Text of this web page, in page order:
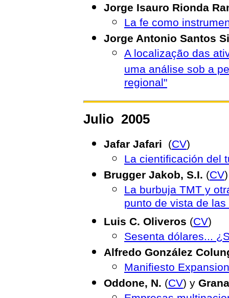
Jorge Isauro Rionda
La fe como
Jorge Antonio Santos
A localização das
uma análise sob a
regional"
Julio 2005
Jafar Jafari (CV)
La cientificación del
Brugger Jakob, S.I. (CV)
La burbuja TMT y
punto de vista de
Luis C. Oliveros (CV)
Sesenta dólares...
Alfredo González
Manifiesto
Oddone, N. (CV) y